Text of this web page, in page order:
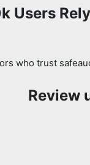
Users
who trust
Review